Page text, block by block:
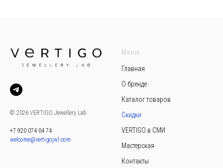
© 2026 VERTIGO Jewellery Lab
+7 920 074 04 74
welcome@vertigojwl.com
Меню
Главная
О бренде
Каталог товаров
Скидки
VERTIGO в СМИ
Мастерская
Контакты